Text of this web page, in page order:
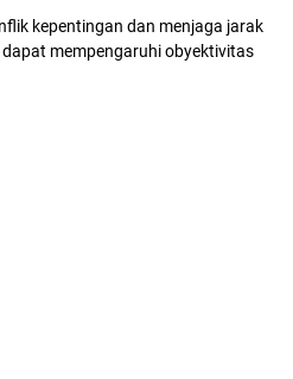
kepentingan dan menjaga jarak
mempengaruhi obyektivitas